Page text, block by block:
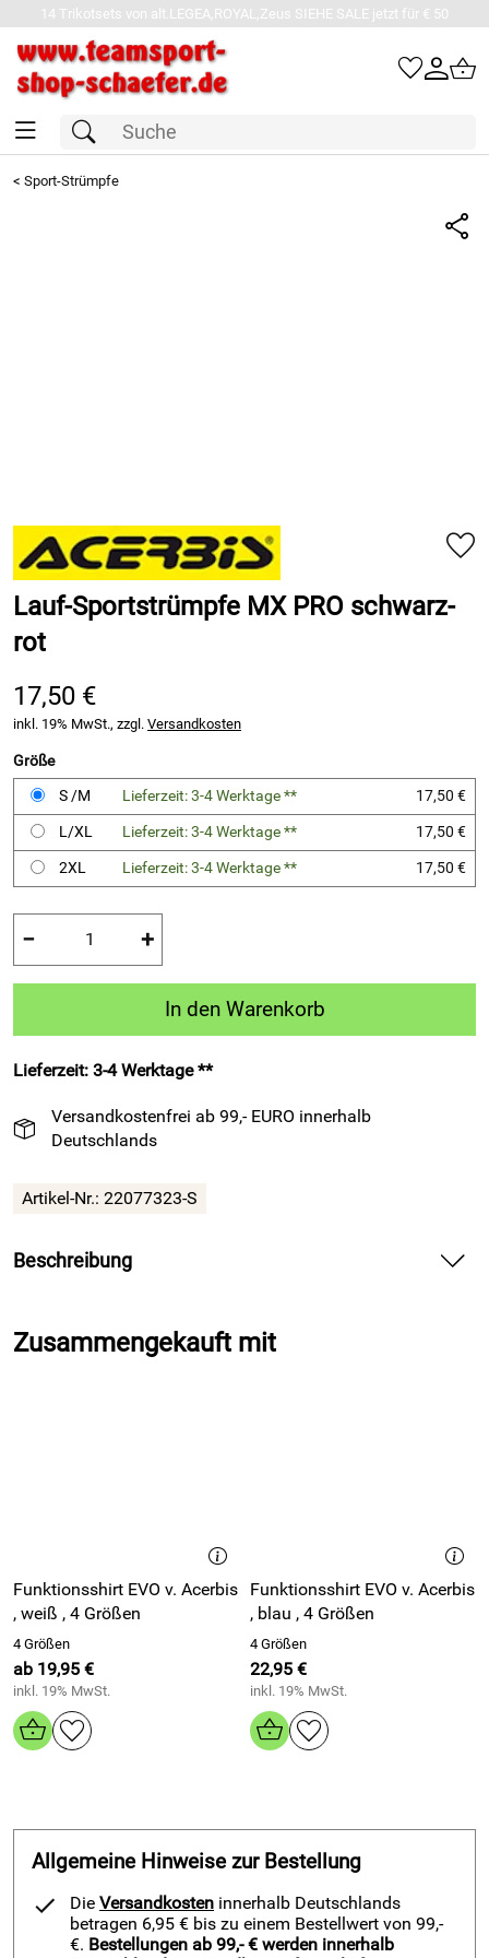
14 Trikotsets von alt.LEGEA,ROYAL,Zeus SIEHE SALE jetzt für € 50
< Sport-Strümpfe
Lauf-Sportstrümpfe MX PRO schwarz-
rot
17,50 €
inkl. 19% MwSt., zzgl. Versandkosten
Größe
S /M
Lieferzeit: 3-4 Werktage **
17,50 €
L/XL
Lieferzeit: 3-4 Werktage **
17,50 €
2XL
Lieferzeit: 3-4 Werktage ** 17,50 €
− +
In den Warenkorb
Lieferzeit: 3-4 Werktage **
Versandkostenfrei ab 99,- EURO innerhalb
Deutschlands
Artikel-Nr.: 22077323-S
Beschreibung
atmungsaktive Unterstützung für dein Lauftraining.
Vorteile und Lauf-Sportstrümpfe MX PRO schwarz-rot
Erlebe einen schnellen Feuchtigkeitstransport durch den
funktionellen Materialmix.
Genieße einen festen Halt durch die elastische
Verstärkung im Mittelfuß- und Schaftbereich.
Halte eine stabile Passform dank des Elastan-Anteils, der
die Strümpfe fixiert.
Verlasse dich auf eine robuste Ausführung bei einer
am Fuß.
Setze auf eine dynamische Farbgebung in schwarz-rot
Trage ein unisex Design, das sowohl für Jugendliche als
auch für Erwachsene passt.
Zusammengekauft mit
Funktionsshirt EVO v. Acerbis
, weiß , 4 Größen
4 Größen
ab 19,95 €
inkl. 19% MwSt.
Funktionsshirt EVO v. Acerbis
, blau , 4 Größen
4 Größen
22,95 €
inkl. 19% MwSt.
Allgemeine Hinweise zur Bestellung
Die Versandkosten innerhalb Deutschlands
betragen 6,95 € bis zu einem Bestellwert von 99,-
€. Bestellungen ab 99,- € werden innerhalb